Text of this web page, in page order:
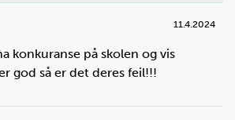
11.4.2024
konkuranse på skolen og vis
god så er det deres feil!!!